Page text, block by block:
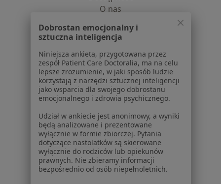
O nas
Partnerzy
Centrum prasowe
Kontakt
Dla pacjentów
Lekarze
Placówki medyczne
Pytania i odpowiedzi
Usługi i zabiegi
Choroby
Pomoc
Aplikacje mobilne
Blog dla pacjentów
Dobrostan emocjonalny i
sztuczna inteligencja
Niniejsza ankieta, przygotowana przez
zespół Patient Care Doctoralia, ma na celu
lepsze zrozumienie, w jaki sposób ludzie
korzystają z narzędzi sztucznej inteligencji
jako wsparcia dla swojego dobrostanu
emocjonalnego i zdrowia psychicznego.
Udział w ankiecie jest anonimowy, a wyniki
będą analizowane i prezentowane
wyłącznie w formie zbiorczej. Pytania
dotyczące nastolatków są skierowane
wyłącznie do rodziców lub opiekunów
prawnych. Nie zbieramy informacji
bezpośrednio od osób niepełnoletnich.